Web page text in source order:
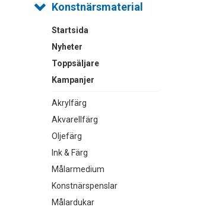
Konstnärsmaterial
Startsida
Nyheter
Toppsäljare
Kampanjer
Akrylfärg
Akvarellfärg
Oljefärg
Ink & Färg
Målarmedium
Konstnärspenslar
Målardukar